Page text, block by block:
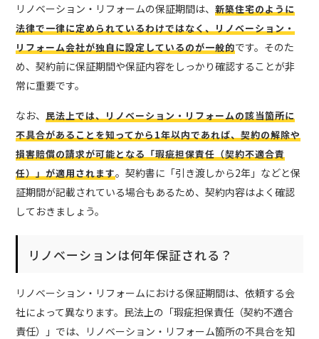
リノベーション・リフォームの保証期間は、新築住宅のように
法律で一律に定められているわけではなく、リノベーション・
リフォーム会社が独自に設定しているのが一般的です。そのた
め、契約前に保証期間や保証内容をしっかり確認することが非
常に重要です。
なお、
民法上では、リノベーション・リフォームの該当箇所に
不具合があることを知ってから1年以内であれば、契約の解除や
損害賠償の請求が可能となる「瑕疵担保責任（契約不適合責
任）」が適用されます。契約書に「引き渡しから2年」などと保
証期間が記載されている場合もあるため、契約内容はよく確認
しておきましょう。
リノベーションは何年保証される？
リノベーション・リフォームにおける保証期間は、依頼する会
社によって異なります。民法上の「瑕疵担保責任（契約不適合
責任）」では、リノベーション・リフォーム箇所の不具合を知